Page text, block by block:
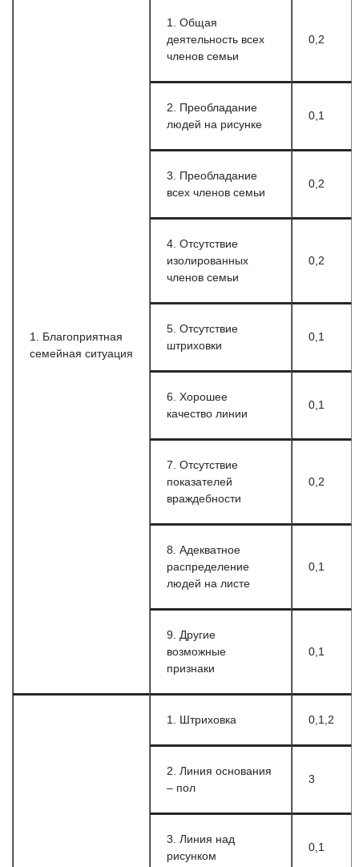
1. Благоприятная
семейная ситуация
1. Общая
деятельность всех
членов семьи
0,2
2. Преобладание
людей на рисунке
0,1
3. Преобладание
всех членов семьи
0,2
4. Отсутствие
изолированных
членов семьи
0,2
5. Отсутствие
штриховки
0,1
6. Хорошее
качество линии
0,1
7. Отсутствие
показателей
враждебности
0,2
8. Адекватное
распределение
людей на листе
0,1
9. Другие
возможные
признаки
0,1
1. Штриховка 0,1,2
2. Линия основания
– пол
3
3. Линия над
рисунком
0,1